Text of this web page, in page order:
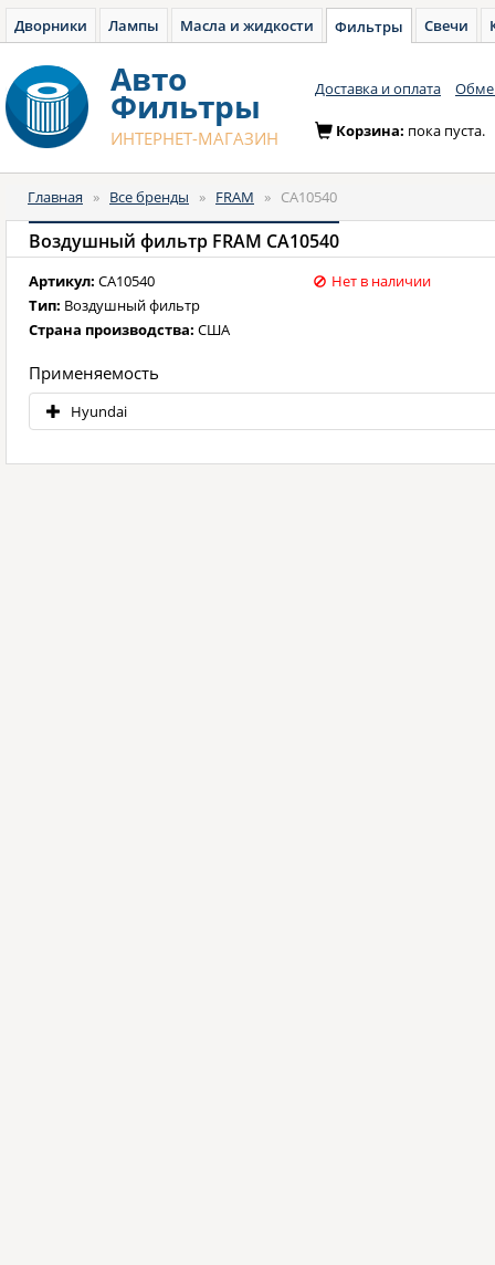
Дворники Лампы Масла и жидкости Фильтры Свечи
Авто
Фильтры
ИНТЕРНЕТ-МАГАЗИН
Доставка и оплата
Корзина: пока пуста.
Главная » Все бренды » FRAM » CA10540
Воздушный фильтр FRAM CA10540
Артикул: CA10540
Тип: Воздушный фильтр
Страна производства: США
Нет в наличии
Применяемость
Hyundai